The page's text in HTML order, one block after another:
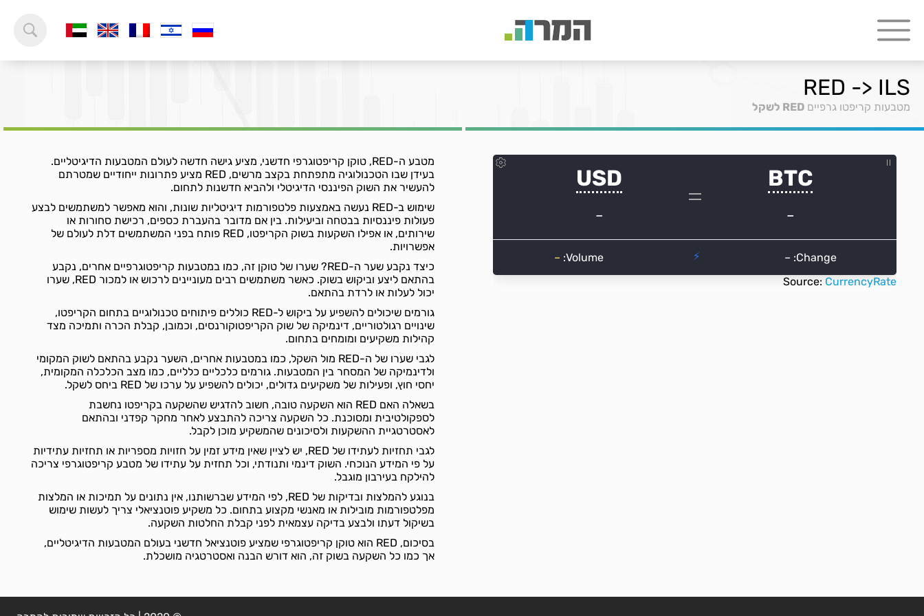
RED -> ILS
מטבעות קריפטו גרפיים RED לשקל
Source: CurrencyRate
מטבע ה-RED, טוקן קריפטוגרפי חדשני, מציע גישה חדשה לעולם המטבעות הדיגיטליים.
בעידן שבו הטכנולוגיה מתפתחת בקצב מרשים, RED מציע פתרונות ייחודיים שמטרתם
להעשיר את השוק הפיננסי הדיגיטלי ולהביא חדשנות לתחום.
שימוש ב-RED נעשה באמצעות פלטפורמות דיגיטליות שונות, והוא מאפשר למשתמשים לבצע
פעולות פיננסיות בבטחה וביעילות. בין אם מדובר בהעברת כספים, רכישת סחורות או
שירותים, או אפילו השקעות בשוק הקריפטו, RED פותח בפני המשתמשים דלת לעולם של
אפשרויות.
כיצד נקבע שער ה-RED? שערו של טוקן זה, כמו במטבעות קריפטוגרפיים אחרים, נקבע
בהתאם ליצע וביקוש בשוק. כאשר משתמשים רבים מעוניינים לרכוש או למכור RED, שערו
יכול לעלות או לרדת בהתאם.
גורמים שיכולים להשפיע על ביקוש ל-RED כוללים פיתוחים טכנולוגיים בתחום הקריפטו,
שינויים רגולטוריים, דינמיקה של שוק הקריפטוקורנסים, וכמובן, קבלת הכרה ותמיכה מצד
קהילות משקיעים ומומחים בתחום.
לגבי שערו של ה-RED מול השקל, כמו במטבעות אחרים, השער נקבע בהתאם לשוק המקומי
ולדינמיקה של המסחר בין המטבעות. גורמים כלכליים כלליים, כמו מצב הכלכלה המקומית,
יחסי חוץ, ופעילות של משקיעים גדולים, יכולים להשפיע על ערכו של RED ביחס לשקל.
בשאלה האם RED הוא השקעה טובה, חשוב להדגיש שהשקעה בקריפטו נחשבת
לספקולטיבית ומסוכנת. כל השקעה צריכה להתבצע לאחר מחקר קפדני ובהתאם
לאסטרטגיית ההשקעות ולסיכונים שהמשקיע מוכן לקבל.
לגבי תחזיות לעתידו של RED, יש לציין שאין מידע זמין על חזויות מספריות או תחזיות עתידיות
על פי המידע הנוכחי. השוק דינמי ותנודתי, וכל תחזית על עתידו של מטבע קריפטוגרפי צריכה
להילקח בעירבון מוגבל.
בנוגע להמלצות ובדיקות של RED, לפי המידע שברשותנו, אין נתונים על תמיכות או המלצות
מפלטפורמות מובילות או מאנשי מקצוע בתחום. כל משקיע פוטנציאלי צריך לעשות שימוש
בשיקול דעתו ולבצע בדיקה עצמאית לפני קבלת החלטות השקעה.
בסיכום, RED הוא טוקן קריפטוגרפי שמציע פוטנציאל חדשני בעולם המטבעות הדיגיטליים,
אך כמו כל השקעה בשוק זה, הוא דורש הבנה ואסטרטגיה מושכלת.